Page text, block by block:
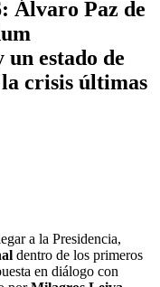
Álvaro Paz de
estado de
crisis últimas
a la Presidencia,
dentro de los primeros
en diálogo con